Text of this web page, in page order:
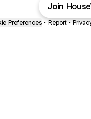
Join
Preferences • Report •